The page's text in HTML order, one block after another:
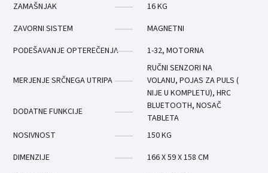
ZAMAŠNJAK
16 KG
ZAVORNI SISTEM
MAGNETNI
PODEŠAVANJE OPTEREČENJA
1-32, MOTORNA
MERJENJE SRČNEGA UTRIPA
RUČNI SENZORI NA
VOLANU, POJAS ZA PULS (
NIJE U KOMPLETU), HRC
DODATNE FUNKCIJE
BLUETOOTH, NOSAČ
TABLETA
NOSIVNOST
150 KG
DIMENZIJE
166 X 59 X 158 CM